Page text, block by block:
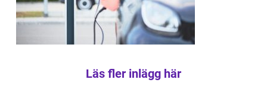
Läs fler inlägg här